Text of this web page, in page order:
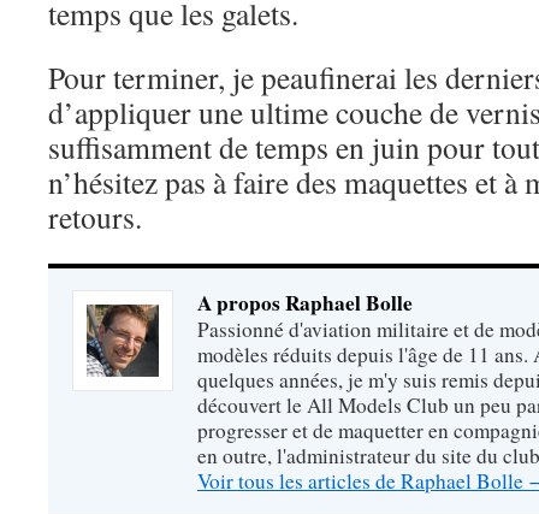
temps que les galets.
Pour terminer, je peaufinerai les
d’appliquer une ultime couche de
suffisamment de temps en juin pour
n’hésitez pas à faire des maquettes et à
retours.
A propos Raphael Bolle
Passionné d'aviation militaire et de
modèles réduits depuis l'âge de 11
quelques années, je m'y suis remis
découvert le All Models Club un peu
progresser et de maquetter en
en outre, l'administrateur du site du
Voir tous les articles de Raphael Bolle